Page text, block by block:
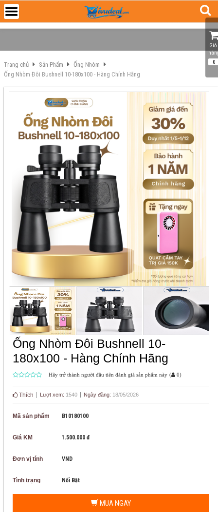
Trang chủ Sản Phẩm
Ống Nhòm
Ống Nhòm Đôi Bushnell 10-180x100 - Hàng Chính Hãng
Ống Nhòm Đôi Bushnell 10-
180x100 - Hàng Chính Hãng
Hãy trở thành người đầu tiên đánh giá sản phẩm này ( 0)
Thích Lượt xem: 1540 Ngày đăng: 18/05/2026
Mã sản phẩm B10180100
Giá KM 1.500.000 đ
Đơn vị tính VND
Tình trạng Nổi Bật
MUA NGAY
Giỏ
0